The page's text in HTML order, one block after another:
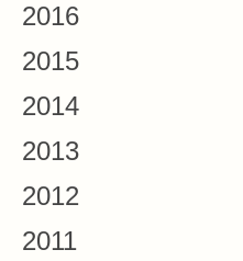
2016
2015
2014
2013
2012
2011